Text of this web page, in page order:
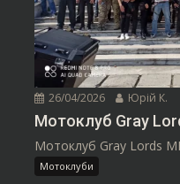
26/04/2026 Юрій К.
Мотоклуб Gray
Мотоклуб Gray Lords
Мотоклуби